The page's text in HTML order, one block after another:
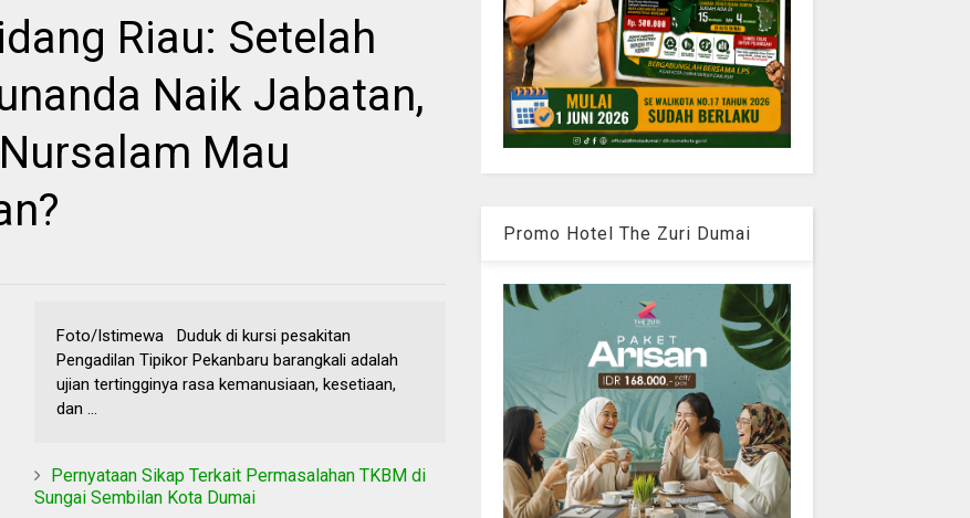
Riau: Setelah
Naik Jabatan,
Mau
Foto/Istimewa Duduk di kursi pesakitan
Pengadilan Tipikor Pekanbaru barangkali adalah
ujian tertingginya rasa kemanusiaan, kesetiaan,
dan ...
Pernyataan Sikap Terkait Permasalahan TKBM di
Sungai Sembilan Kota Dumai
Promo Hotel The Zuri Dumai